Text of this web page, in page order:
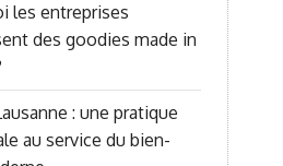
les entreprises
des goodies made in
: une pratique
au service du bien-